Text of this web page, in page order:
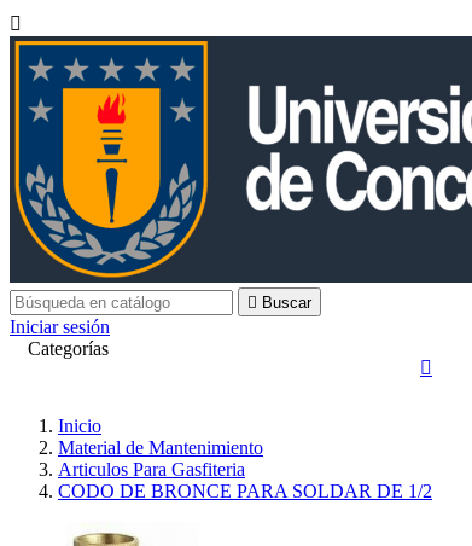

 Buscar
Iniciar sesión
Categorías

Inicio
Material de Mantenimiento
Articulos Para Gasfiteria
CODO DE BRONCE PARA SOLDAR DE 1/2